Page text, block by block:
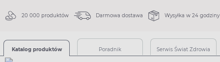
20 000 produktów Darmowa dostawa Wysyłka w 24 godziny
Katalog produktów Poradnik Serwis Świat Zdrowia